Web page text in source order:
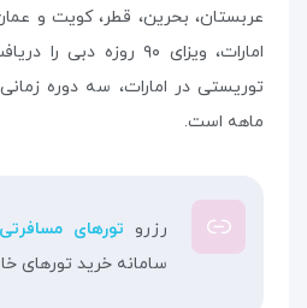
عربستان، بحرین، قطر، کویت و
امارات، ویزای ۹۰ روزه
ماهه است.
رزرو تورهای مسافرتی
سامانه خرید تورهای